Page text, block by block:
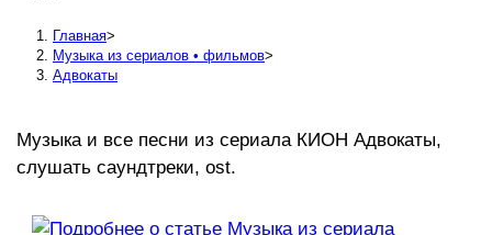
Главная>
Музыка из сериалов • фильмов>
Адвокаты
Музыка и все песни из сериала КИОН Адвокаты,
слушать саундтреки, ost.